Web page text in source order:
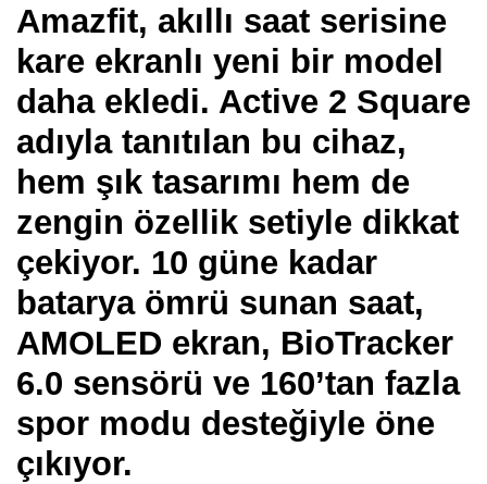
Amazfit, akıllı saat serisine
kare ekranlı yeni bir model
daha ekledi. Active 2 Square
adıyla tanıtılan bu cihaz,
hem şık tasarımı hem de
zengin özellik setiyle dikkat
çekiyor. 10 güne kadar
batarya ömrü sunan saat,
AMOLED ekran, BioTracker
6.0 sensörü ve 160’tan fazla
spor modu desteğiyle öne
çıkıyor.